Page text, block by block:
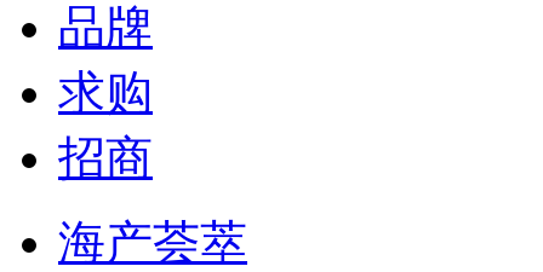
品牌
求购
招商
海产荟萃